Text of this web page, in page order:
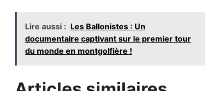
Lire aussi : Les Ballonistes : Un
documentaire captivant sur le premier tour
du monde en montgolfière !